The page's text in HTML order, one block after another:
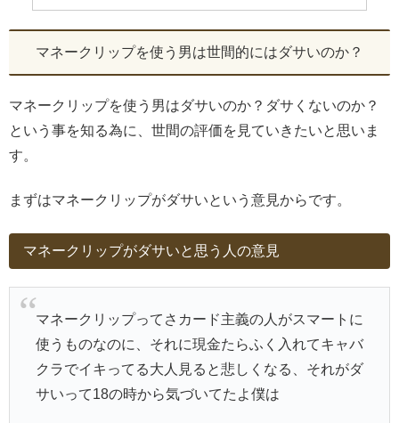
マネークリップを使う男は世間的にはダサいのか？
マネークリップを使う男はダサいのか？ダサくないのか？
という事を知る為に、世間の評価を見ていきたいと思いま
す。
まずはマネークリップがダサいという意見からです。
マネークリップがダサいと思う人の意見
マネークリップってさカード主義の人がスマートに
使うものなのに、それに現金たらふく入れてキャバ
クラでイキってる大人見ると悲しくなる、それがダ
サいって18の時から気づいてたよ僕は